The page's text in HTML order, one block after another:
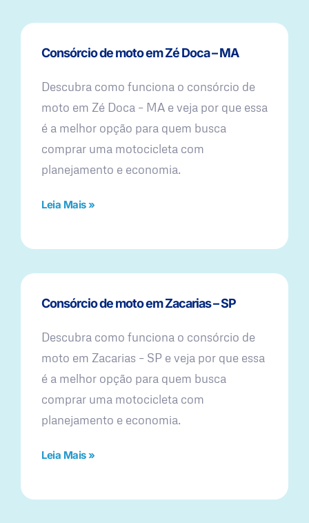
Consórcio de moto em Zé Doca – MA
Descubra como funciona o consórcio de
moto em Zé Doca – MA e veja por que essa
é a melhor opção para quem busca
comprar uma motocicleta com
planejamento e economia.
Leia Mais »
Consórcio de moto em Zacarias – SP
Descubra como funciona o consórcio de
moto em Zacarias – SP e veja por que essa
é a melhor opção para quem busca
comprar uma motocicleta com
planejamento e economia.
Leia Mais »